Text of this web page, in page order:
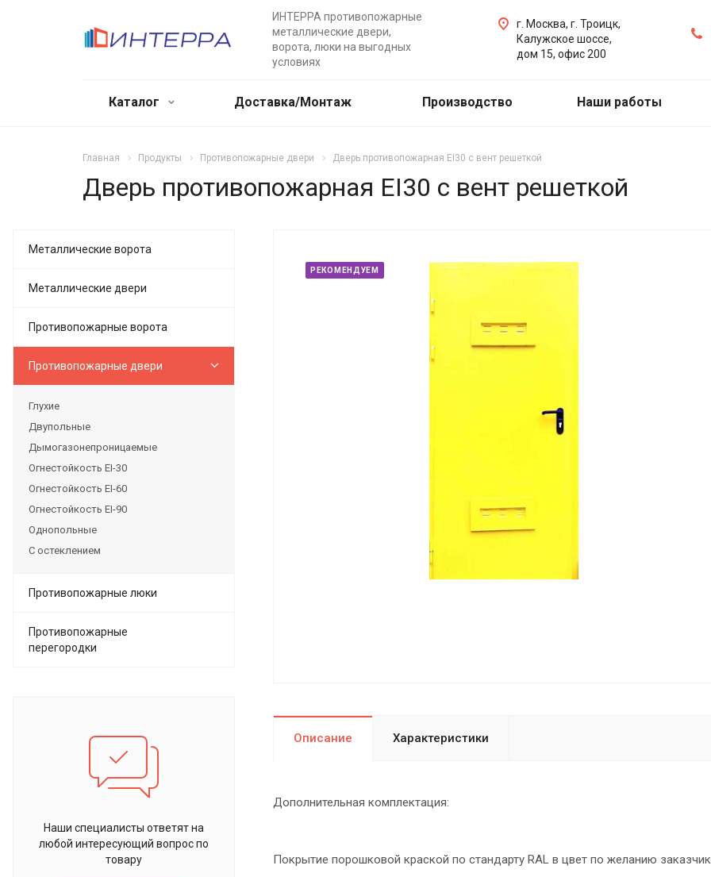
ИНТЕРРА противопожарные
металлические двери,
ворота, люки на выгодных
условиях
г. Москва, г. Троицк,
Калужское шоссе,
дом 15, офис 200
Каталог Доставка/Монтаж Производство Наши работы
Главная Продукты Противопожарные двери Дверь противопожарная EI30 с вент решеткой
Дверь противопожарная EI30 с вент решеткой
РЕКОМЕНДУЕМ
Описание Характеристики
Дополнительная комплектация:
Покрытие порошковой краской по стандарту RAL в цвет по желанию
Металлические ворота
Металлические двери
Противопожарные ворота
Противопожарные двери
Глухие
Двупольные
Дымогазонепроницаемые
Огнестойкость EI-30
Огнестойкость EI-60
Огнестойкость EI-90
Однопольные
С остеклением
Противопожарные люки
Противопожарные
перегородки
Наши специалисты ответят на
любой интересующий вопрос по
товару